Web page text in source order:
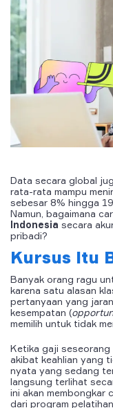
Data secara global
rata-rata mampu
sebesar 8% hingga
Namun, bagaimana
Indonesia secara
pribadi?
Kursus Itu
Banyak orang ragu
karena satu alasan
pertanyaan yang
kesempatan (
memilih untuk tidak
Ketika gaji
akibat keahlian yang
nyata yang sedang
langsung terlihat
ini akan membongkar
dari program